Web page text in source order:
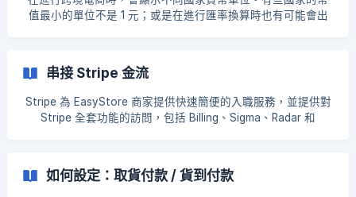
值最小的單位不是 1 元；或是在進行匯率換算時也有可能會出
設定 → 點擊「貨幣設定」 步驟二：設定小數點 選擇想要編輯
小數點呈現的貨幣 ![](https://storage.cri
串接 Stripe 金流
Stripe 為 EasyStore 商家提供快速簡便的入職服務，並提供對
Stripe 全套功能的訪問，包括 Billing、Sigma、Radar 和
二：**點擊Connect然後您會被帶到啟用Stripe賬號的頁面。 !
[](https://storage.crisp.chat/users/helpdesk/website/bd
如何設定：取貨付款 / 貨到付款